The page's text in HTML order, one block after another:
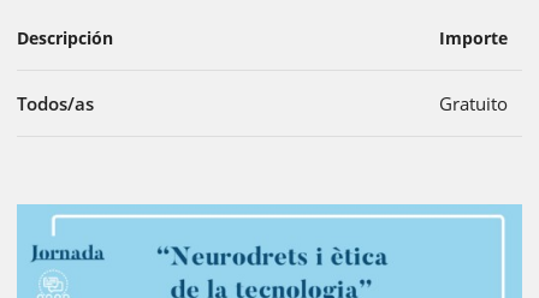
Descripción Importe
Todos/as Gratuito